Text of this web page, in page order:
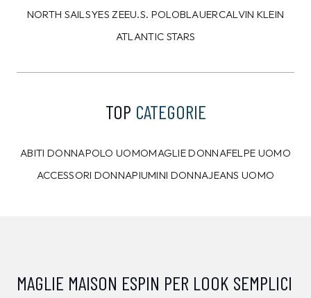
NORTH SAILSYES ZEEU.S. POLOBLAUERCALVIN KLEIN
ATLANTIC STARS
TOP CATEGORIE
ABITI DONNAPOLO UOMOMAGLIE DONNAFELPE UOMO
ACCESSORI DONNAPIUMINI DONNAJEANS UOMO
MAGLIE MAISON ESPIN PER LOOK SEMPLICI